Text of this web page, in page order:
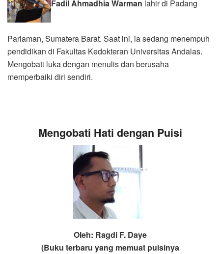
Fadil Ahmadhia Warman lahir di Padang
Pariaman, Sumatera Barat. Saat ini, ia sedang menempuh
pendidikan di Fakultas Kedokteran Universitas Andalas.
Mengobati luka dengan menulis dan berusaha
memperbaiki diri sendiri.
Mengobati Hati dengan Puisi
Oleh: Ragdi F. Daye
(Buku terbaru yang memuat puisinya